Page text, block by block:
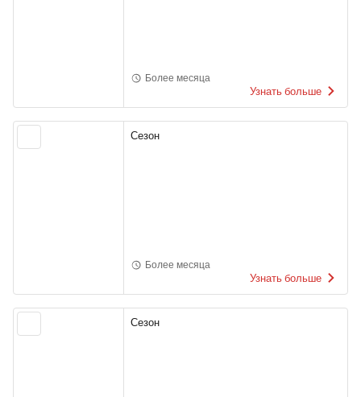
Более месяца
Узнать больше
Сезон
Более месяца
Узнать больше
Сезон